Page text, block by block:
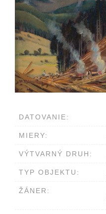
DATOVANIE:
MIERY:
VÝTVARNÝ DRUH:
TYP OBJEKTU:
ŽÁNER: